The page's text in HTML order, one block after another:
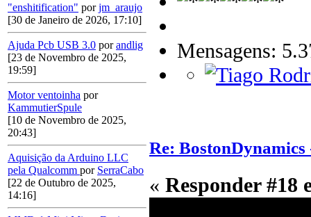
"enshitification" porjm_araujo
[30 de Janeiro de 2026, 17:10]
Ajuda Pcb USB 3.0 porandlig
[23 de Novembro de 2025,
19:59]
Motor ventoinha por
KammutierSpule
[10 de Novembro de 2025,
20:43]
Aquisição da Arduino LLC
pela Qualcomm por SerraCabo
[22 de Outubro de 2025,
14:16]
Mensagens:
Re:
« Responder #18